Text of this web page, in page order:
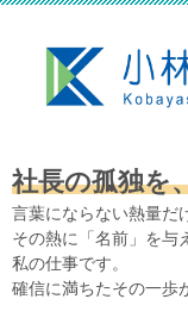
社長の孤独を
言葉にならない熱量だ
その熱に「名前」を与
私の仕事です。
確信に満ちたその一歩